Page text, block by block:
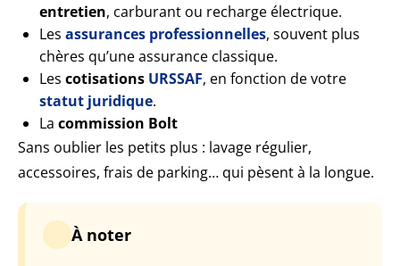
entretien, carburant ou recharge électrique.
Les assurances professionnelles, souvent plus
chères qu’une assurance classique.
Les cotisations URSSAF, en fonction de votre
statut juridique.
La commission Bolt
Sans oublier les petits plus : lavage régulier,
accessoires, frais de parking… qui pèsent à la longue.
À noter